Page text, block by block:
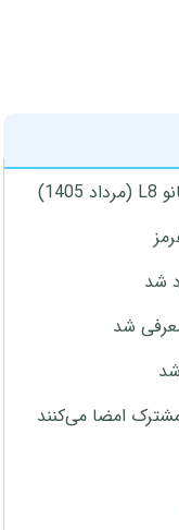
شد
شد
امضا می‌کنند